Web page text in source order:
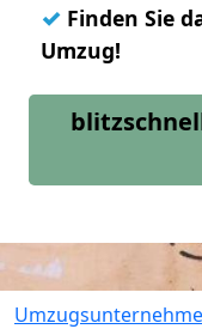
✓ Finden Sie
Umzug!